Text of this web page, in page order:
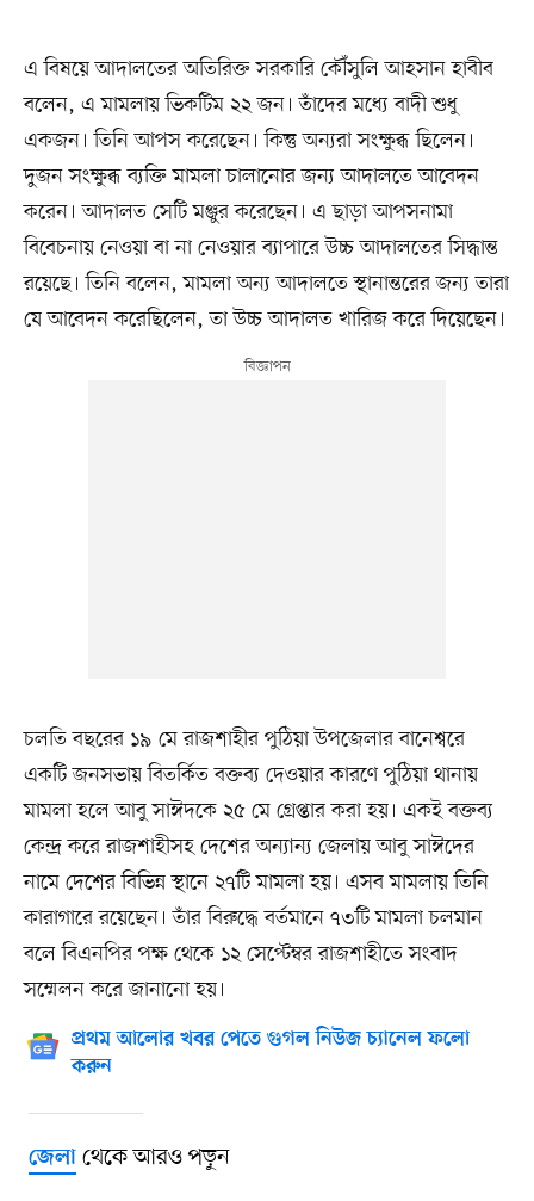
এ বিষয়ে আদালতের অতিরিক্ত সরকারি কৌঁসুলি আহসান হাবীব
বলেন, এ মামলায় ভিকটিম ২২ জন। তাঁদের মধ্যে বাদী শুধু
একজন। তিনি আপস করেছেন। কিন্তু অন্যরা সংক্ষুব্ধ ছিলেন।
দুজন সংক্ষুব্ধ ব্যক্তি মামলা চালানোর জন্য আদালতে আবেদন
করেন। আদালত সেটি মঞ্জুর করেছেন। এ ছাড়া আপসনামা
বিবেচনায় নেওয়া বা না নেওয়ার ব্যাপারে উচ্চ আদালতের সিদ্ধান্ত
রয়েছে। তিনি বলেন, মামলা অন্য আদালতে স্থানান্তরের জন্য তারা
যে আবেদন করেছিলেন, তা উচ্চ আদালত খারিজ করে দিয়েছেন।
চলতি বছরের ১৯ মে রাজশাহীর পুঠিয়া উপজেলার বানেশ্বরে
একটি জনসভায় বিতর্কিত বক্তব্য দেওয়ার কারণে পুঠিয়া থানায়
মামলা হলে আবু সাঈদকে ২৫ মে গ্রেপ্তার করা হয়। একই বক্তব্য
কেন্দ্র করে রাজশাহীসহ দেশের অন্যান্য জেলায় আবু সাঈদের
নামে দেশের বিভিন্ন স্থানে ২৭টি মামলা হয়। এসব মামলায় তিনি
কারাগারে রয়েছেন। তাঁর বিরুদ্ধে বর্তমানে ৭৩টি মামলা চলমান
বলে বিএনপির পক্ষ থেকে ১২ সেপ্টেম্বর রাজশাহীতে সংবাদ
সম্মেলন করে জানানো হয়।
প্রথম আলোর খবর পেতে গুগল নিউজ চ্যানেল ফলো
করুন
জেলাথেকে আরও পড়ুন